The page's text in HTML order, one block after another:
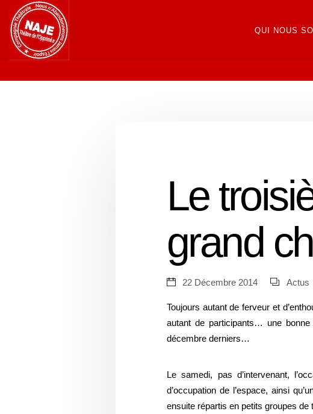
QUI NOUS
Le
grand
22 Décembre 2014 Actus
Toujours autant de ferveur et
autant de participants… une
décembre derniers…
Le samedi, pas d’intervenant,
d’occupation de l’espace, ainsi
ensuite répartis en petits groupes